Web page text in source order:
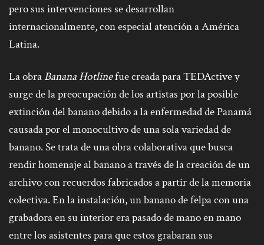
pero sus intervenciones se desarrollan
internacionalmente, con especial atención a América
Latina.
La obraBanana Hotlinefue creada para TEDActive y
surge de la preocupación de los artistas por la posible
extinción del banano debido a la enfermedad de Panamá
causada por el monocultivo de una sola variedad de
banano. Se trata de una obra colaborativa que busca
rendir homenaje al banano a través de la creación de un
archivo con recuerdos fabricados a partir de la memoria
colectiva. En la instalación, un banano de felpa con una
grabadora en su interior era pasado de mano en mano
entre los asistentes para que estos grabaran sus